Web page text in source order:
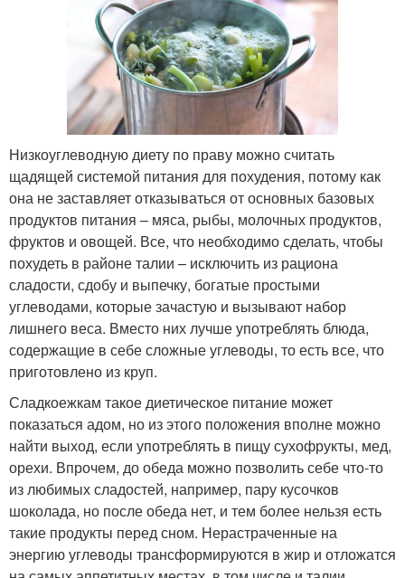
Низкоуглеводную диету по праву можно считать
щадящей системой питания для похудения, потому как
она не заставляет отказываться от основных базовых
продуктов питания – мяса, рыбы, молочных продуктов,
фруктов и овощей. Все, что необходимо сделать, чтобы
похудеть в районе талии – исключить из рациона
сладости, сдобу и выпечку, богатые простыми
углеводами, которые зачастую и вызывают набор
лишнего веса. Вместо них лучше употреблять блюда,
содержащие в себе сложные углеводы, то есть все, что
приготовлено из круп.
Сладкоежкам такое диетическое питание может
показаться адом, но из этого положения вполне можно
найти выход, если употреблять в пищу сухофрукты, мед,
орехи. Впрочем, до обеда можно позволить себе что-то
из любимых сладостей, например, пару кусочков
шоколада, но после обеда нет, и тем более нельзя есть
такие продукты перед сном. Нерастраченные на
энергию углеводы трансформируются в жир и отложатся